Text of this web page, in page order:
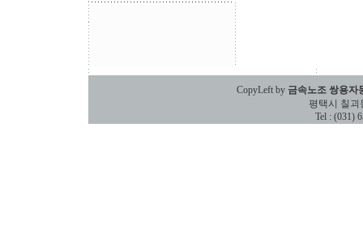
CopyLeft by 금속노조 쌍용자
평택시 칠괴동
Tel : (031)